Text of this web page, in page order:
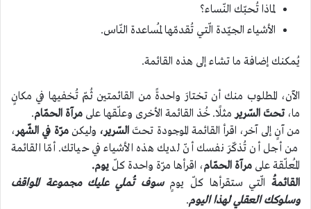
لماذا تُحبّك النّساء؟
الأشياء الجيّدة الّتي تُقدمّها لمُساعدة النّاس.
يُمكنك إضافة ما تشاء إلى هذه القائمة.
الآن، المطلوب منك أن تختارَ واحدةً من القائمتين ثُمّ تُخفيها في مكانٍ
ما،تحتَ السّريرمثلًا. خُذ القائمة الأخرى وعلّقها على مرآة الحمّام.
من آنٍ إلى آخر، اقرأ القائمة الموجودة تحتَ السّرير، وليكنمرّة في الشّهر،
من أجل أن تُذكّرَ نفسك أنّ لديك هذه الأشياء في حياتك. أمّا القائمة
المُعلّقة على مرآة الحمّام، اقرأها مرّة واحدة كلّ يوم.
القائمةُالّتي ستقرأها كلّ يومٍسوف تُملي عليك مجموعة المواقف
وسلوكك العقلي لهذا اليوم.